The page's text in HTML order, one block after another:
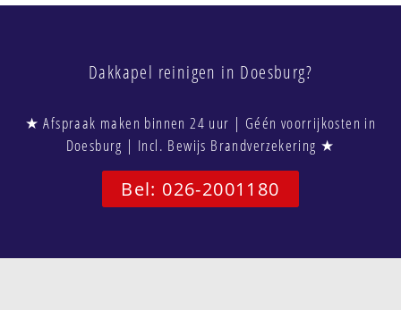
Dakkapel reinigen in Doesburg?
★ Afspraak maken binnen 24 uur | Géén voorrijkosten in
Doesburg | Incl. Bewijs Brandverzekering ★
Bel: 026-2001180